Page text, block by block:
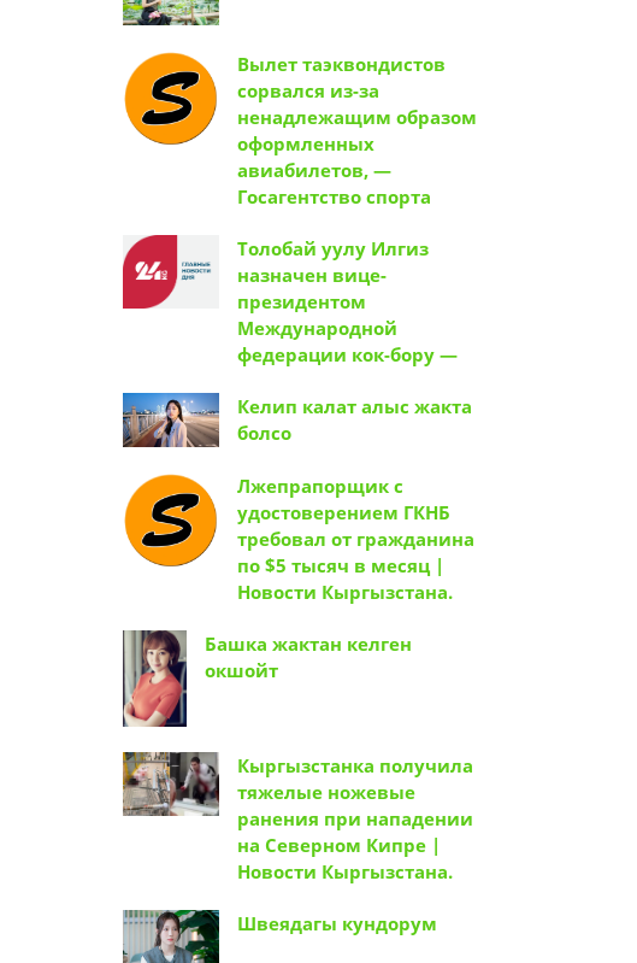
Вылет таэквондистов
сорвался из-за
ненадлежащим образом
оформленных
авиабилетов, —
Госагентство спорта
Толобай уулу Илгиз
назначен вице-
президентом
Международной
федерации кок-бору —
Келип калат алыс жакта
болсо
Лжепрапорщик с
удостоверением ГКНБ
требовал от гражданина
по $5 тысяч в месяц |
Новости Кыргызстана.
Башка жактан келген
окшойт
Кыргызстанка получила
тяжелые ножевые
ранения при нападении
на Северном Кипре |
Новости Кыргызстана.
Швеядагы кундорум